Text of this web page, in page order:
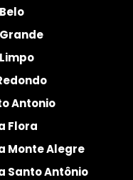
Grande
Limpo
Antonio
Flora
Monte Alegre
Santo Antônio